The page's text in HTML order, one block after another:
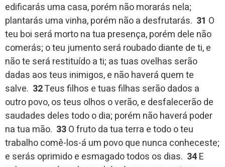
edificarás uma casa, porém não morarás nela;
plantarás uma vinha, porém não a desfrutarás. 31 O
teu boi será morto na tua presença, porém dele não
comerás; o teu jumento será roubado diante de ti, e
não te será restituído a ti; as tuas ovelhas serão
dadas aos teus inimigos, e não haverá quem te
salve. 32Teus filhos e tuas filhas serão dados a
outro povo, os teus olhos o verão, e desfalecerão de
saudades deles todo o dia; porém não haverá poder
na tua mão. 33O fruto da tua terra e todo o teu
trabalho comê-los-á um povo que nunca conheceste;
e serás oprimido e esmagado todos os dias. 34E